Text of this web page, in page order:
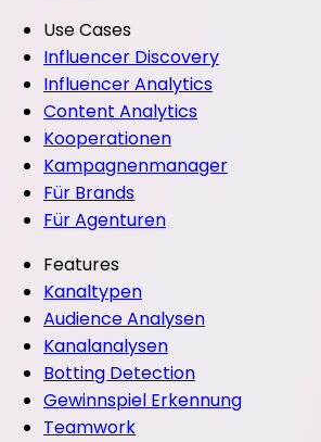
Use Cases
Influencer Discovery
Influencer Analytics
Content Analytics
Kooperationen
Kampagnenmanager
Für Brands
Für Agenturen
Features
Kanaltypen
Audience Analysen
Kanalanalysen
Botting Detection
Gewinnspiel Erkennung
Teamwork